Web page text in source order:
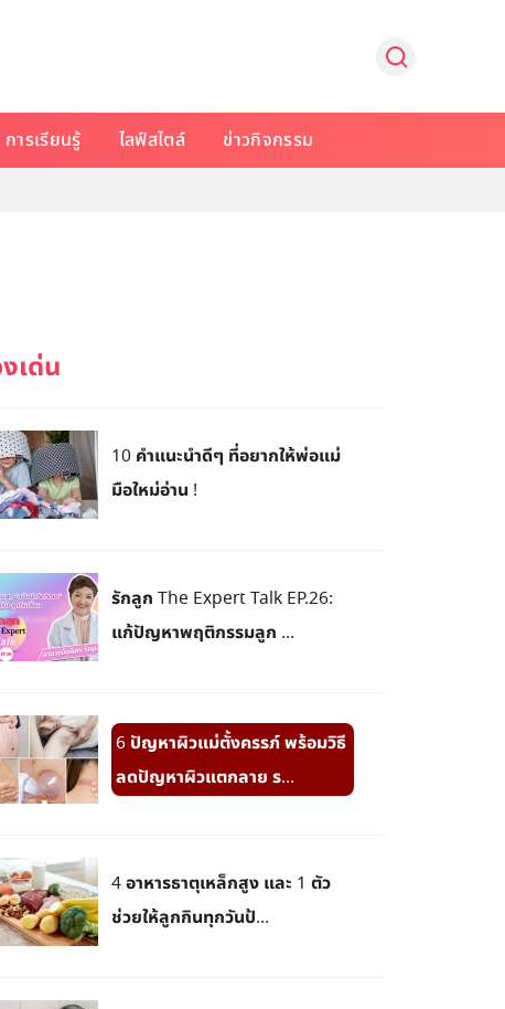
การเรียนรู้ ไลฟ์สไตล์ ข่าวกิจกรรม
10 คำแนะนำดีๆ ที่อยากให้พ่อแม่
มือใหม่อ่าน !
รักลูก The Expert Talk EP.26:
แก้ปัญหาพฤติกรรมลูก ...
6 ปัญหาผิวแม่ตั้งครรภ์ พร้อมวิธี
ลดปัญหาผิวแตกลาย ร...
4 อาหารธาตุเหล็กสูง และ 1 ตัว
ช่วยให้ลูกกินทุกวันป้...